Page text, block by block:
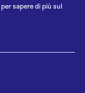
per sapere di più sul